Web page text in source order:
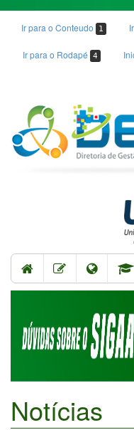
Ir para o Conteudo 1
Ir para o Rodapé 4
Notícias